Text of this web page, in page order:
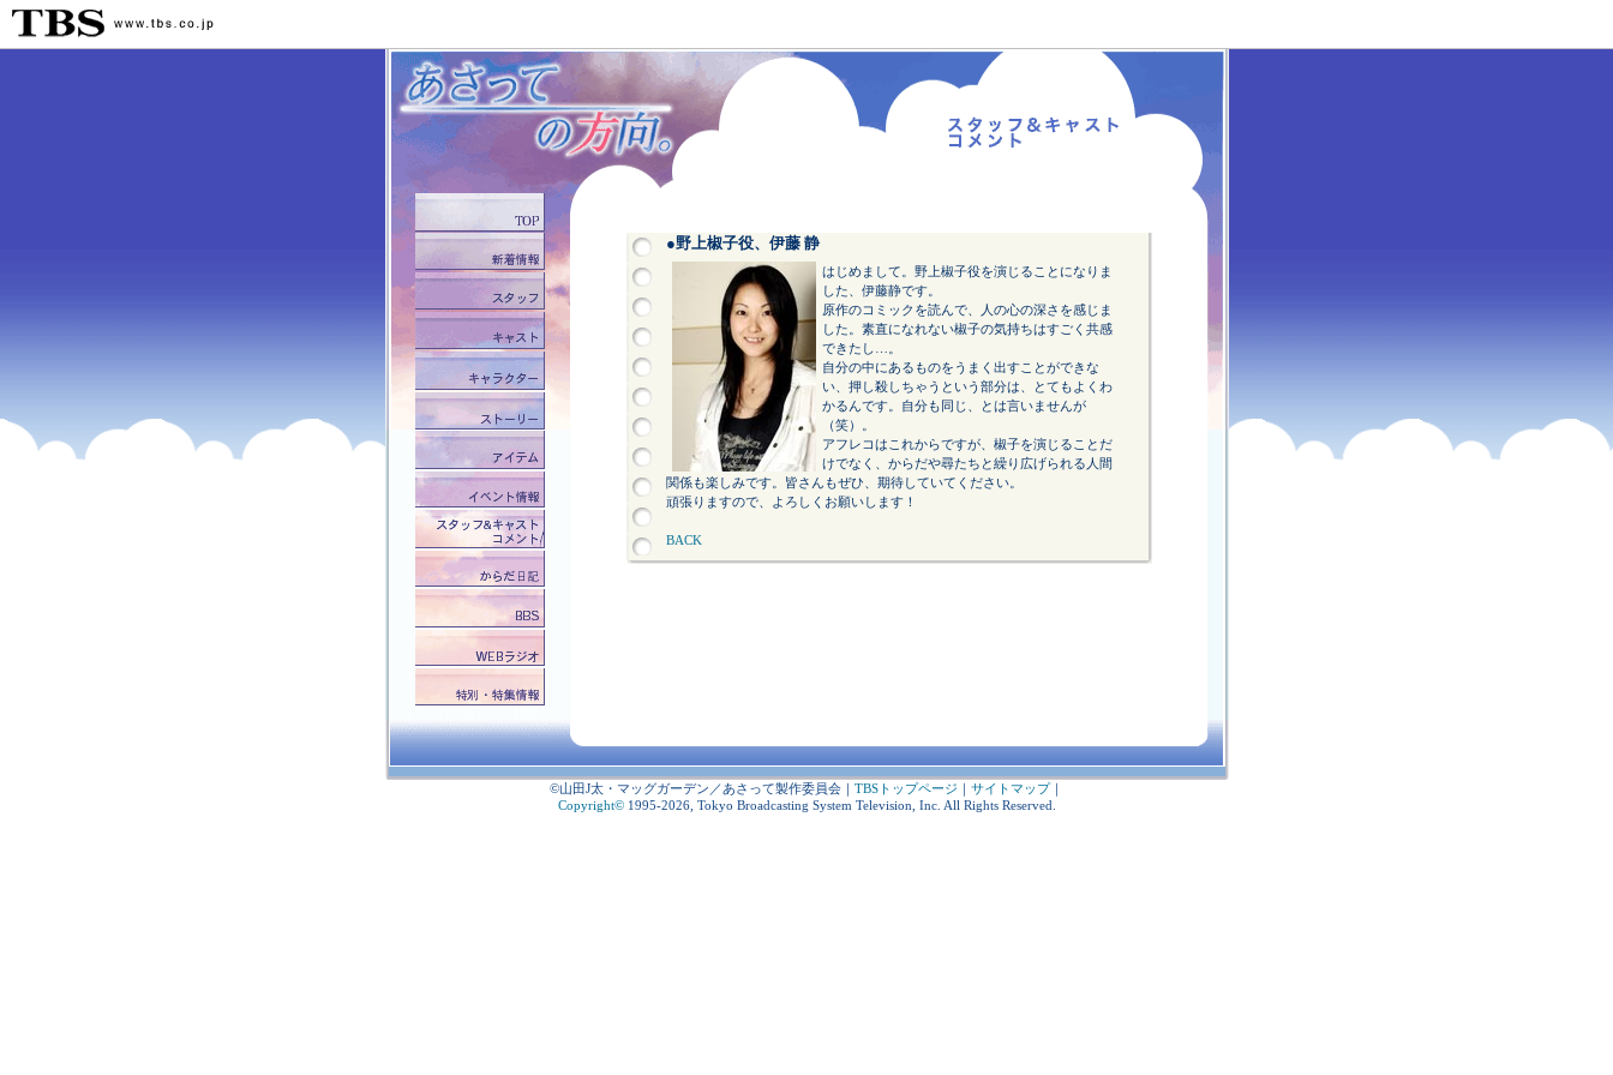
●野上椒子役、伊藤 静
はじめまして。野上椒子役を演じることになりま
した、伊藤静です。
原作のコミックを読んで、人の心の深さを感じま
した。素直になれない椒子の気持ちはすごく共感
できたし…。
自分の中にあるものをうまく出すことができな
い、押し殺しちゃうという部分は、とてもよくわ
かるんです。自分も同じ、とは言いませんが
（笑）。
アフレコはこれからですが、椒子を演じることだ
けでなく、からだや尋たちと繰り広げられる人間
関係も楽しみです。皆さんもぜひ、期待していてください。
頑張りますので、よろしくお願いします！
BACK
©山田J太・マッグガーデン／あさって製作委員会 ｜ TBSトップページ ｜ サイトマップ｜
Copyright© 1995-2026, Tokyo Broadcasting System Television, Inc. All Rights Reserved.